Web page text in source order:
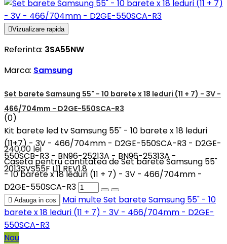
Vizualizare rapida
Referinta: 3SA55NW
Marca: Samsung
Set barete Samsung 55" - 10 barete x 18 leduri (11 + 7) - 3V -
466/704mm - D2GE-550SCA-R3
(0)
Kit barete led tv Samsung 55" - 10 barete x 18 leduri
(11+7) - 3V - 466/704mm - D2GE-550SCA-R3 - D2GE-
550SCB-R3 - BN96-25213A - BN96-25313A -
2013SVS55F L11 REV1.8
240,00 lei
Caseta pentru cantitatea de Set barete Samsung 55"
- 10 barete x 18 leduri (11 + 7) - 3V - 466/704mm -
D2GE-550SCA-R3
 Adauga in cos Mai multeSet barete Samsung 55" - 10
barete x 18 leduri (11 + 7) - 3V - 466/704mm - D2GE-
550SCA-R3
Nou